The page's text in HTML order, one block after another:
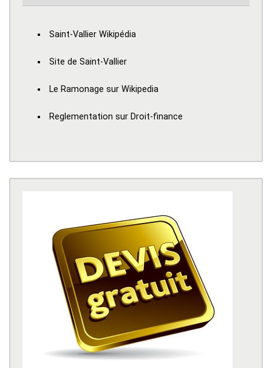
Saint-Vallier Wikipédia
Site de Saint-Vallier
Le Ramonage sur Wikipedia
Reglementation sur Droit-finance